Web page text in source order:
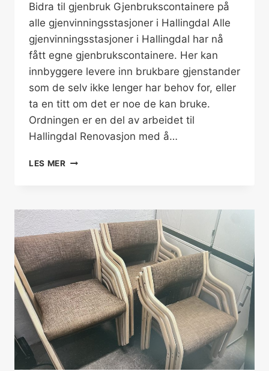
Bidra til gjenbruk Gjenbrukscontainere på
alle gjenvinningsstasjoner i Hallingdal Alle
gjenvinningsstasjoner i Hallingdal har nå
fått egne gjenbrukscontainere. Her kan
innbyggere levere inn brukbare gjenstander
som de selv ikke lenger har behov for, eller
ta en titt om det er noe de kan bruke.
Ordningen er en del av arbeidet til
Hallingdal Renovasjon med å…
LES MERGJENBRUKSCONTAINERE
I
HALLINGDAL